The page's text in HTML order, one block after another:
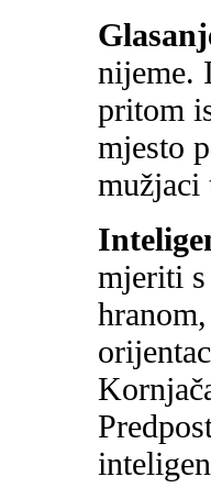
nijeme.
pritom
mjesto
mužjaci
mjeriti s